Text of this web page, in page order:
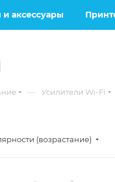
и аксессуары
— Усилители Wi-Fi
(возрастание)